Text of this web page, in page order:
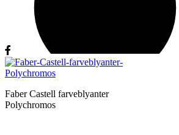
Faber Castell farveblyanter
Polychromos